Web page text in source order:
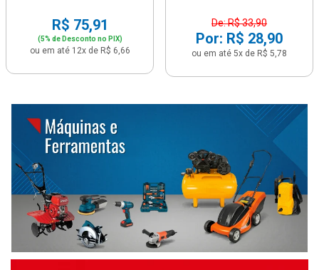
R$ 75,91
(5% de Desconto no PIX)
ou em até 12x de R$ 6,66
De: R$ 33,90
Por: R$ 28,90
ou em até 5x de R$ 5,78